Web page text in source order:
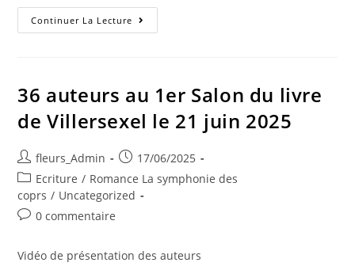
Continuer La Lecture
36 auteurs au 1er Salon du livre
de Villersexel le 21 juin 2025
fleurs_Admin
17/06/2025
Ecriture / Romance La symphonie des
coprs / Uncategorized
0 commentaire
Vidéo de présentation des auteurs